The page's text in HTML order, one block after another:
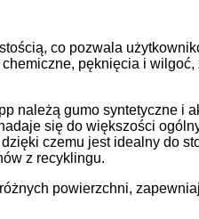
co pozwala
pęknięcia i
należą gumo syntetyczne i
się do większości
czemu jest idealny do
z recyklingu.
powierzchni,